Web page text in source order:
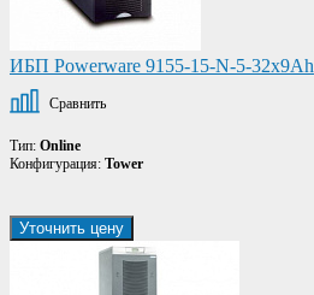
ИБП Powerware 9155-15-N-5-32x9Ah
Сравнить
Тип: Online
Конфигурация: Tower
Уточнить цену